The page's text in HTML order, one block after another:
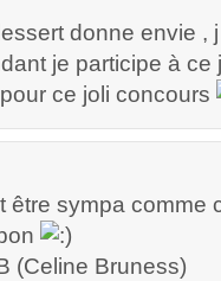
donne envie ,
je participe à ce
ce joli concours
être sympa comme
(Celine Bruness)